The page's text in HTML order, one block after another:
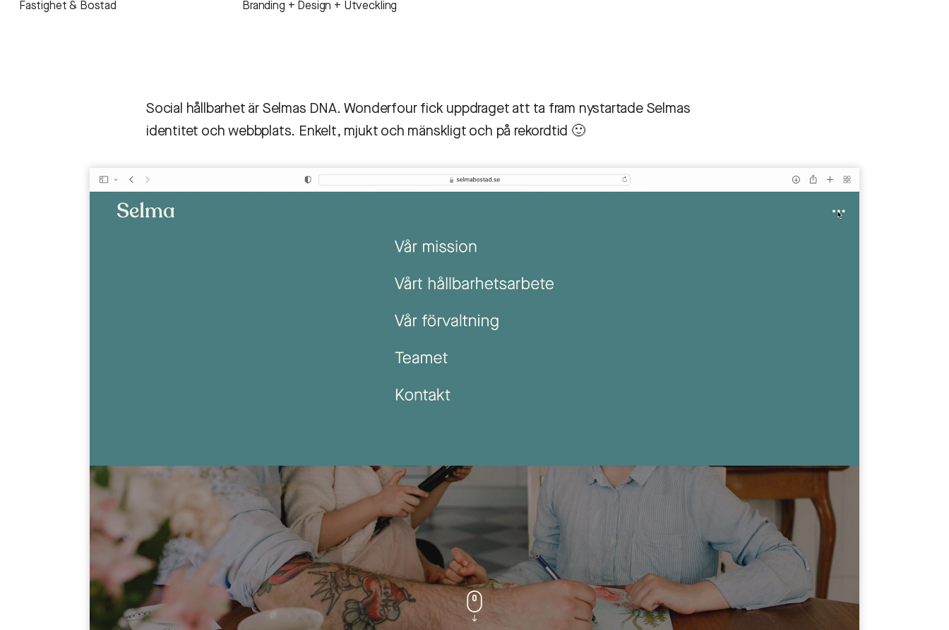
Fastighet & Bostad Branding + Design + Utveckling
Social hållbarhet är Selmas DNA. Wonderfour fick uppdraget att ta fram nystartade Selmas
identitet och webbplats. Enkelt, mjukt och mänskligt och på rekordtid 🙂